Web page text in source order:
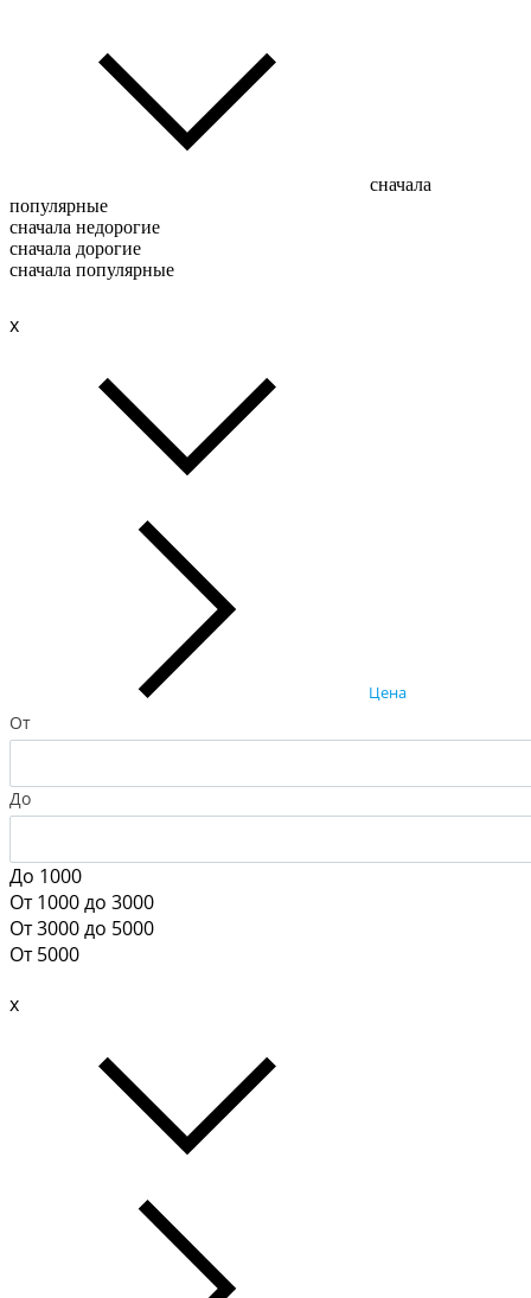
сначала
популярные
сначала недорогие
сначала дорогие
сначала популярные
x
Цена
От
До
До 1000
От 1000 до 3000
От 3000 до 5000
От 5000
x